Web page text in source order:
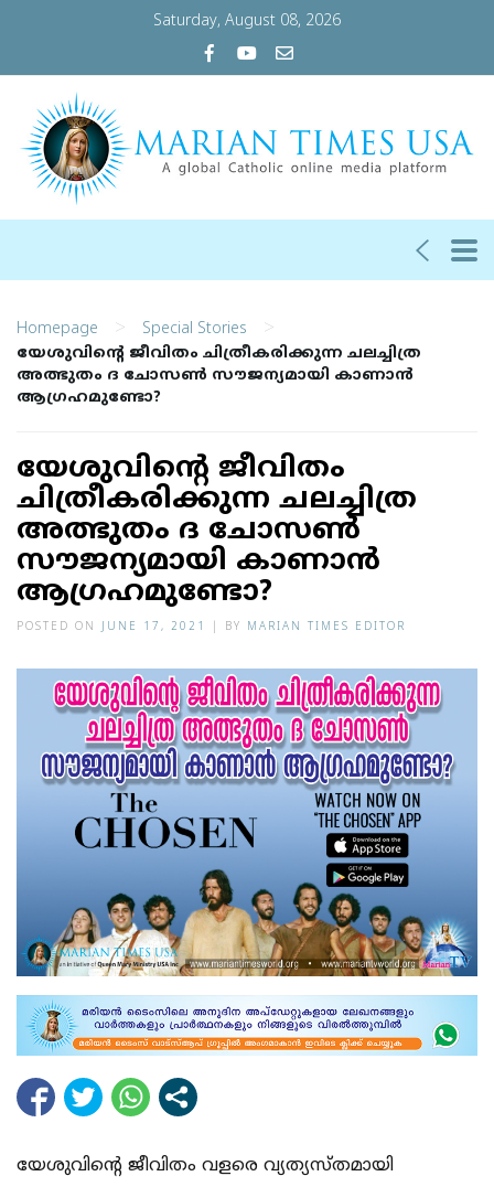
Saturday, August 08, 2026
Homepage > Special Stories >
യേശുവിന്റെ ജീവിതം ചിത്രീകരിക്കുന്ന ചലച്ചിത്ര
അത്ഭുതം ദ ചോസണ്‍ സൗജന്യമായി കാണാന്‍
ആഗ്രഹമുണ്ടോ?
യേശുവിന്റെ ജീവിതം
ചിത്രീകരിക്കുന്ന ചലച്ചിത്ര
അത്ഭുതം ദ ചോസണ്‍
സൗജന്യമായി കാണാന്‍
ആഗ്രഹമുണ്ടോ?
POSTED ON JUNE 17, 2021 BY MARIAN TIMES EDITOR
യേശുവിന്റെ ജീവിതം വളരെ വ്യത്യസ്തമായി